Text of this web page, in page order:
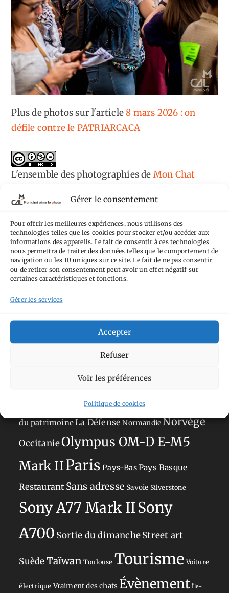
Gérer le consentement
Pour offrir les meilleures expériences, nous utilisons des
technologies telles que les cookies pour stocker et/ou accéder aux
informations des appareils. Le fait de consentir à ces technologies
nous permettra de traiter des données telles que le comportement de
navigation ou les ID uniques sur ce site. Le fait de ne pas consentir
ou de retirer son consentement peut avoir un effet négatif sur
certaines caractéristiques et fonctions.
Gérer les services
Accepter
Refuser
Voir les préférences
Politique de cookies
Plus de photos sur l'article8 mars 2026 : on
défile contre le PATRIARCACA
L'ensemble des photographiesde Mon Chat
termes de la
licence Creative Commons
Attribution - Pas d'Utilisation Commerciale -
Pas de Modification 4.0 International.
Fondé(e) sur une œuvre dehttps://mcalp.fr.
AilleursAimez-vous bordelAllemagne
CircuitDanemarkEspagne
Hauts-de-France Hébergement Japon
du patrimoineLa Défense NormandieNorvège
OccitanieOlympus OM-D E-M5
Mark IIParis Pays-BasPays Basque
Restaurant Sans adresse Savoie Silverstone
Sony A77 Mark IISony
A700 Sortie du dimancheStreet art
SuèdeTaïwan Toulouse Tourisme Voiture
électrique Vraiment des chats Évènement Île-